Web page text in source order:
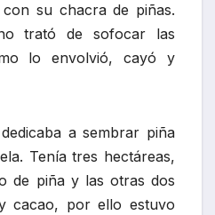
su chacra de piñas.
trató de sofocar las
lo envolvió, cayó y
a sembrar piña
Tenía tres hectáreas,
de piña y las otras dos
cacao, por ello estuvo